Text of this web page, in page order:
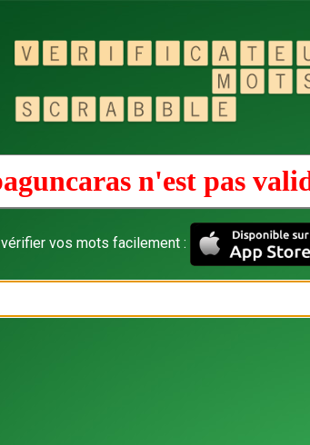
n'est pas
vos mots facilement :